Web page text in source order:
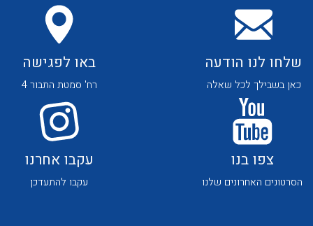
לכל מוצרי היצרן לכל מוצרי היצרן
לכל מוצרי היצרן
שלחו לנו הודעה
כאן בשבילך לכל שאלה
באו לפגישה
רח' סמטת התבור 4
צפו בנו
הסרטונים האחרונים שלנו
עקבו אחרנו
עקבו להתעדכן